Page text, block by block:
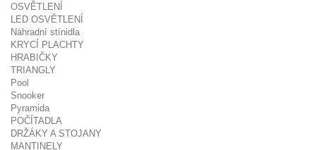
OSVĚTLENÍ
LED OSVĚTLENÍ
Náhradní stínidla
KRYCÍ PLACHTY
HRABIČKY
TRIANGLY
Pool
Snooker
Pyramida
POČÍTADLA
DRŽÁKY A STOJANY
MANTINELY